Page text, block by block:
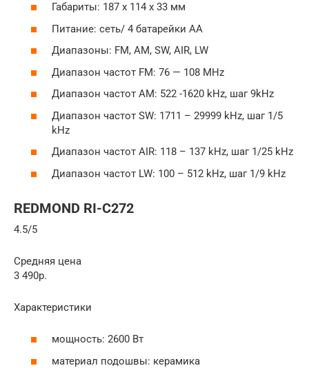
Габариты: 187 х 114 х 33 мм
Питание: сеть/ 4 батарейки АА
Диапазоны: FM, AM, SW, AIR, LW
Диапазон частот FM: 76 — 108 MHz
Диапазон частот AM: 522 -1620 kHz, шаг 9kHz
Диапазон частот SW: 1711 – 29999 kHz, шаг 1/5
kHz
Диапазон частот AIR: 118 – 137 kHz, шаг 1/25 kHz
Диапазон частот LW: 100 – 512 kHz, шаг 1/9 kHz
REDMOND RI-C272
4.5/5
Средняя цена
3 490р.
Характеристики
мощность: 2600 Вт
материал подошвы: керамика